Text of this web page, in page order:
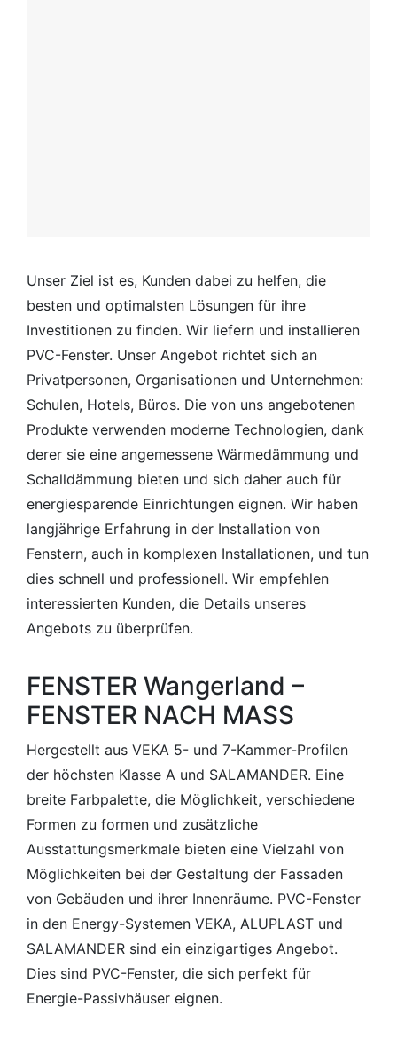
Unser Ziel ist es, Kunden dabei zu helfen, die
besten und optimalsten Lösungen für ihre
Investitionen zu finden. Wir liefern und installieren
PVC-Fenster. Unser Angebot richtet sich an
Privatpersonen, Organisationen und Unternehmen:
Schulen, Hotels, Büros. Die von uns angebotenen
Produkte verwenden moderne Technologien, dank
derer sie eine angemessene Wärmedämmung und
Schalldämmung bieten und sich daher auch für
energiesparende Einrichtungen eignen. Wir haben
langjährige Erfahrung in der Installation von
Fenstern, auch in komplexen Installationen, und tun
dies schnell und professionell. Wir empfehlen
interessierten Kunden, die Details unseres
Angebots zu überprüfen.
FENSTER Wangerland –
FENSTER NACH MASS
Hergestellt aus VEKA 5- und 7-Kammer-Profilen
der höchsten Klasse A und SALAMANDER. Eine
breite Farbpalette, die Möglichkeit, verschiedene
Formen zu formen und zusätzliche
Ausstattungsmerkmale bieten eine Vielzahl von
Möglichkeiten bei der Gestaltung der Fassaden
von Gebäuden und ihrer Innenräume. PVC-Fenster
in den Energy-Systemen VEKA, ALUPLAST und
SALAMANDER sind ein einzigartiges Angebot.
Dies sind PVC-Fenster, die sich perfekt für
Energie-Passivhäuser eignen.